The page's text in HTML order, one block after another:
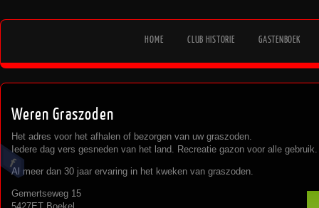
HOME CLUB HISTORIE GASTENBOEK
Weren Graszoden
Het adres voor het afhalen of bezorgen van uw graszoden.
Iedere dag vers gesneden van het land. Recreatie gazon voor alle gebruik.
Al meer dan 30 jaar ervaring in het kweken van graszoden.
Gemertseweg 15